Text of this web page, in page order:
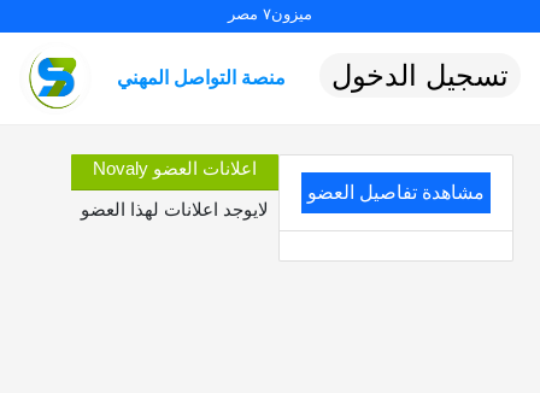
ميزون٧ مصر
منصة التواصل المهني تسجيل الدخول
مشاهدة تفاصيل العضو
اعلانات العضو Novaly
لايوجد اعلانات لهذا العضو